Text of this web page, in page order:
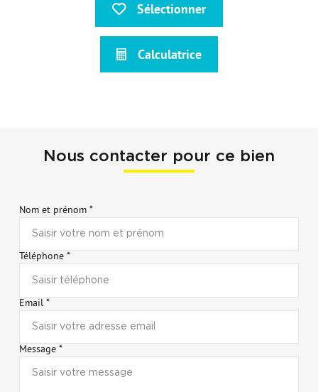
Sélectionner
Calculatrice
Nous contacter pour ce bien
Nom et prénom *
Téléphone *
Email *
Message *